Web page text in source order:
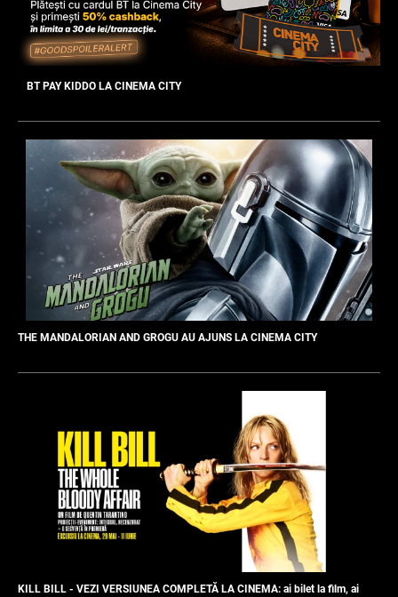
BT PAY KIDDO LA CINEMA CITY
THE MANDALORIAN AND GROGU AU AJUNS LA CINEMA CITY
KILL BILL - VEZI VERSIUNEA COMPLETĂ LA CINEMA: ai bilet la film, ai